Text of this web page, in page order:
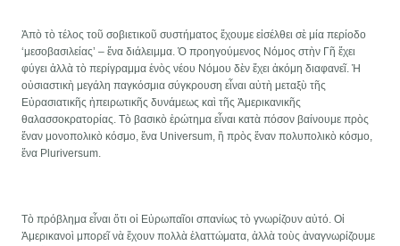
Ἀπὸ τὸ τέλος τοῦ σοβιετικοῦ συστήματος ἔχουμε εἰσέλθει σὲ μία περίοδο
‘μεσοβασιλείας’ – ἕνα διάλειμμα. Ὁ προηγούμενος Νόμος στὴν Γῆ ἔχει
φύγει ἀλλὰ τὸ περίγραμμα ἑνὸς νέου Νόμου δὲν ἔχει ἀκόμη διαφανεῖ. Ἡ
οὐσιαστικὴ μεγάλη παγκόσμια σύγκρουση εἶναι αὐτὴ μεταξὺ τῆς
Εὐρασιατικῆς ἠπειρωτικῆς δυνάμεως καὶ τῆς Ἀμερικανικῆς
θαλασσοκρατορίας. Τὸ βασικὸ ἐρώτημα εἶναι κατὰ πόσον βαίνουμε πρὸς
ἔναν μονοπολικὸ κόσμο, ἕνα Universum, ἢ πρὸς ἕναν πολυπολικὸ κόσμο,
ἕνα Pluriversum.
Τὸ πρόβλημα εἶναι ὅτι οἱ Εὐρωπαῖοι σπανίως τὸ γνωρίζουν αὐτό. Οἱ
Ἀμερικανοὶ μπορεῖ νὰ ἔχουν πολλὰ ἐλαττώματα, ἀλλὰ τοὺς ἀναγνωρίζουμε